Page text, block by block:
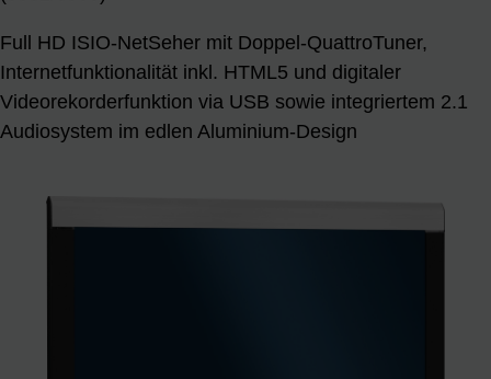
Full HD ISIO-NetSeher mit Doppel-QuattroTuner,
Internetfunktionalität inkl. HTML5 und digitaler
Videorekorderfunktion via USB sowie integriertem 2.1
Audiosystem im edlen Aluminium-Design